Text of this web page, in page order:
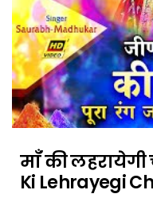
माँ की
Ki Lehrayegi